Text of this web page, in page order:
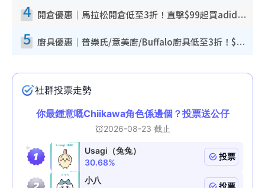
4 開倉優惠｜馬拉松開倉低至3折！直擊$99起買adidas／New Balance／Puma鞋款 STANLEY保溫杯劈價至$119起
5 廚具優惠｜普樂氏/意美廚/Buffalo廚具低至3折！$89起買煎鍋／炒鑊／個人鍋 同場小家電激減至$99起